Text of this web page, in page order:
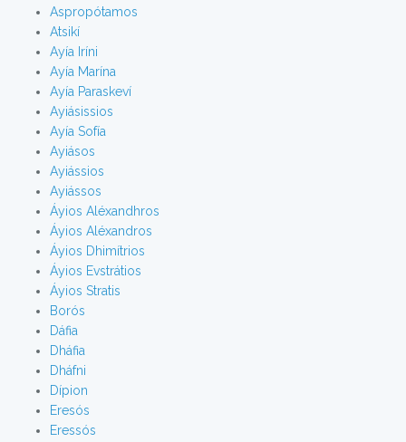
Aspropótamos
Atsikí
Ayía Iríni
Ayía Marína
Ayía Paraskeví
Ayiásissios
Ayía Sofía
Ayiásos
Ayiássios
Ayiássos
Áyios Aléxandhros
Áyios Aléxandros
Áyios Dhimítrios
Áyios Evstrátios
Áyios Stratis
Borós
Dáfia
Dháfia
Dháfni
Dípion
Eresós
Eressós